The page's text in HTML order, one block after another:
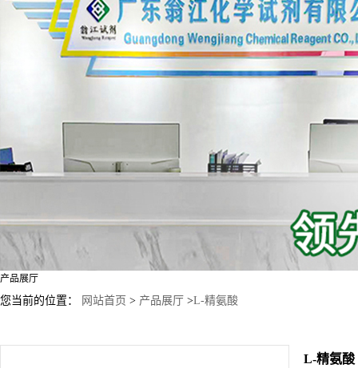
产品展厅
您当前的位置： 网站首页 > 产品展厅 >L-精氨酸
L-精氨酸